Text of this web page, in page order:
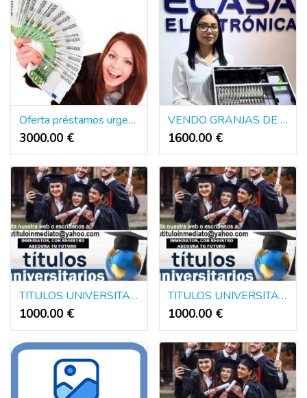
Oferta préstamos urgencio y rapido 3.000€ a 2.000.000€
3000.00 €
VENDO GRANJAS DE BOTS ENVIO NACIONAL E INTERNACIONAL
1600.00 €
TITULOS UNIVERSITARIOS DE EUROPA Y AMERICA
1000.00 €
TITULOS UNIVERSITARIOS DE EUROPA Y AMERICA
1000.00 €